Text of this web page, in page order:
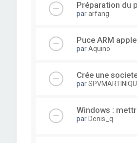
Préparation du
pararfang
Puce ARM apple
parAquino
Crée une
par
Windows :
par Denis_q